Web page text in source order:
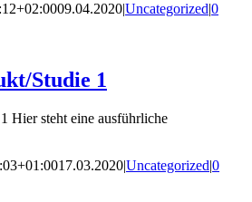
09.04.2020|Uncategorized|0
Studie 1
Hier steht eine ausführliche
17.03.2020|Uncategorized|0